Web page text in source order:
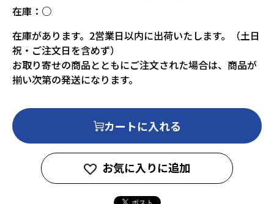
在庫： ○
在庫があります。2営業日以内に出荷いたします。（土日
祝・ご注文日を含めず）
お取り寄せの商品とともにご注文された場合は、商品が
揃い次第の発送になります。
カートに入れる
お気に入りに追加